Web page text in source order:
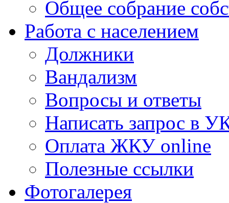
Общее собрание
Работа с населением
Должники
Вандализм
Вопросы и ответы
Написать запрос в
Оплата ЖКУ online
Полезные ссылки
Фотогалерея